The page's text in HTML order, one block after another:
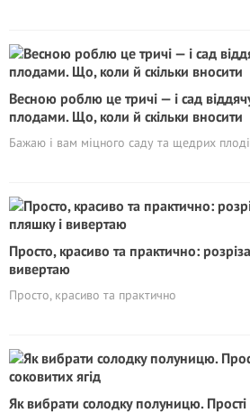
Весною роблю це тричі — і сад
плодами. Що, коли й скільки вносити
Бажаю і вам міцного саду та щедрих
Просто, красиво та практично:
вивертаю
Просто, красиво та практично
Як вибрати солодку полуницю. Прості